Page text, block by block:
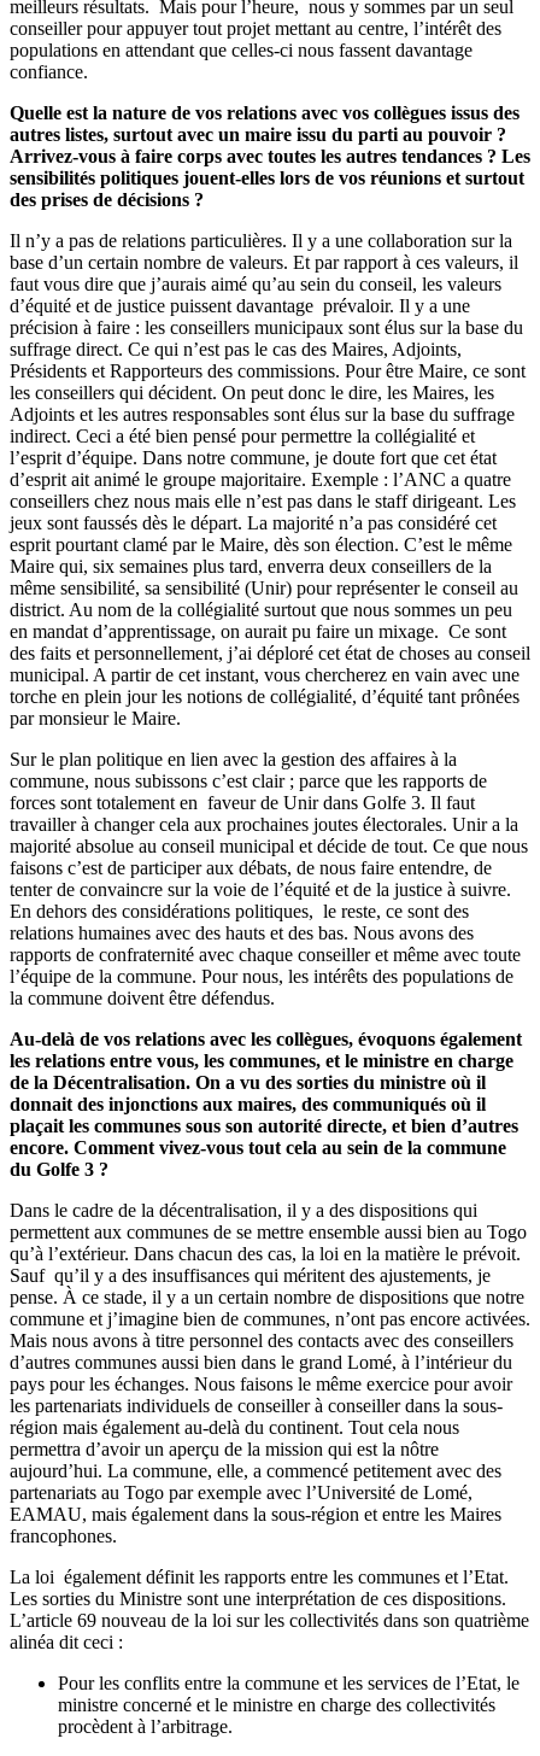
meilleurs résultats. Mais pour l’heure, nous y sommes par un seul
conseiller pour appuyer tout projet mettant au centre, l’intérêt des
populations en attendant que celles-ci nous fassent davantage
confiance.
Quelle est la nature de vos relations avec vos collègues issus des
autres listes, surtout avec un maire issu du parti au pouvoir ?
Arrivez-vous à faire corps avec toutes les autres tendances ? Les
sensibilités politiques jouent-elles lors de vos réunions et surtout
des prises de décisions ?
Il n’y a pas de relations particulières. Il y a une collaboration sur la
base d’un certain nombre de valeurs. Et par rapport à ces valeurs, il
faut vous dire que j’aurais aimé qu’au sein du conseil, les valeurs
d’équité et de justice puissent davantage prévaloir. Il y a une
précision à faire : les conseillers municipaux sont élus sur la base du
suffrage direct. Ce qui n’est pas le cas des Maires, Adjoints,
Présidents et Rapporteurs des commissions. Pour être Maire, ce sont
les conseillers qui décident. On peut donc le dire, les Maires, les
Adjoints et les autres responsables sont élus sur la base du suffrage
indirect. Ceci a été bien pensé pour permettre la collégialité et
l’esprit d’équipe. Dans notre commune, je doute fort que cet état
d’esprit ait animé le groupe majoritaire. Exemple : l’ANC a quatre
conseillers chez nous mais elle n’est pas dans le staff dirigeant. Les
jeux sont faussés dès le départ. La majorité n’a pas considéré cet
esprit pourtant clamé par le Maire, dès son élection. C’est le même
Maire qui, six semaines plus tard, enverra deux conseillers de la
même sensibilité, sa sensibilité (Unir) pour représenter le conseil au
district. Au nom de la collégialité surtout que nous sommes un peu
en mandat d’apprentissage, on aurait pu faire un mixage. Ce sont
des faits et personnellement, j’ai déploré cet état de choses au conseil
municipal. A partir de cet instant, vous chercherez en vain avec une
torche en plein jour les notions de collégialité, d’équité tant prônées
par monsieur le Maire.
Sur le plan politique en lien avec la gestion des affaires à la
commune, nous subissons c’est clair ; parce que les rapports de
forces sont totalement en faveur de Unir dans Golfe 3. Il faut
travailler à changer cela aux prochaines joutes électorales. Unir a la
majorité absolue au conseil municipal et décide de tout. Ce que nous
faisons c’est de participer aux débats, de nous faire entendre, de
tenter de convaincre sur la voie de l’équité et de la justice à suivre.
En dehors des considérations politiques, le reste, ce sont des
relations humaines avec des hauts et des bas. Nous avons des
rapports de confraternité avec chaque conseiller et même avec toute
l’équipe de la commune. Pour nous, les intérêts des populations de
la commune doivent être défendus.
Au-delà de vos relations avec les collègues, évoquons également
les relations entre vous, les communes, et le ministre en charge
de la Décentralisation. On a vu des sorties du ministre où il
donnait des injonctions aux maires, des communiqués où il
plaçait les communes sous son autorité directe, et bien d’autres
encore. Comment vivez-vous tout cela au sein de la commune
du Golfe 3 ?
Dans le cadre de la décentralisation, il y a des dispositions qui
permettent aux communes de se mettre ensemble aussi bien au Togo
qu’à l’extérieur. Dans chacun des cas, la loi en la matière le prévoit.
Sauf qu’il y a des insuffisances qui méritent des ajustements, je
pense. À ce stade, il y a un certain nombre de dispositions que notre
commune et j’imagine bien de communes, n’ont pas encore activées.
Mais nous avons à titre personnel des contacts avec des conseillers
d’autres communes aussi bien dans le grand Lomé, à l’intérieur du
pays pour les échanges. Nous faisons le même exercice pour avoir
les partenariats individuels de conseiller à conseiller dans la sous-
région mais également au-delà du continent. Tout cela nous
permettra d’avoir un aperçu de la mission qui est la nôtre
aujourd’hui. La commune, elle, a commencé petitement avec des
partenariats au Togo par exemple avec l’Université de Lomé,
EAMAU, mais également dans la sous-région et entre les Maires
francophones.
La loi également définit les rapports entre les communes et l’Etat.
Les sorties du Ministre sont une interprétation de ces dispositions.
L’article 69 nouveau de la loi sur les collectivités dans son quatrième
alinéa dit ceci :
Pour les conflits entre la commune et les services de l’Etat, le
ministre concerné et le ministre en charge des collectivités
procèdent à l’arbitrage.